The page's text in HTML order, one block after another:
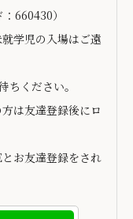
：660430）
学児の入場はご遠
ください。
は友達登録後にロ
お友達登録をされ